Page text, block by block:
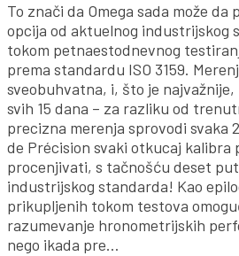
To znači da Omega sada može
opcija od aktuelnog industrijskog
tokom petnaestodnevnog
prema standardu ISO 3159.
sveobuhvatna, i, što je
svih 15 dana – za razliku od
precizna merenja sprovodi svaka
de Précision svaki otkucaj kalibra
procenjivati, s tačnošću deset
industrijskog standarda! Kao
prikupljenih tokom testova
razumevanje hronometrijskih
nego ikada pre…